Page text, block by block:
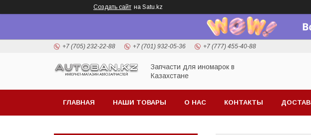
Создать сайт на Satu.kz
+7 (705) 232-22-88 +7 (701) 932-05-36 +7 (777) 455-40-88
Запчасти для иномарок в
Казахстане
ГЛАВНАЯ НАШИ ТОВАРЫ О НАС КОНТАКТЫ